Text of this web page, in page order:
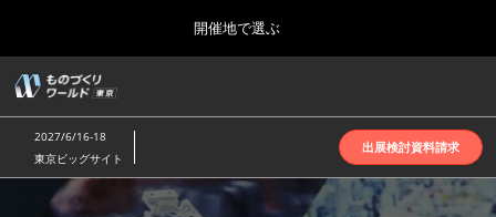
プ
し
進
to
close
the
開催地で選ぶ
名古屋展(4月)
2027年04月07日
ー
ナ
ビ
2027/6/16-18
東京ビッグサイト
出展検討資料請求